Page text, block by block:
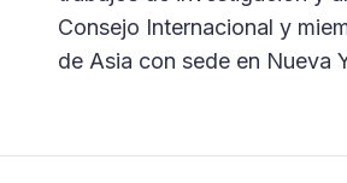
Consejo Internacional y
de Asia con sede en Nueva